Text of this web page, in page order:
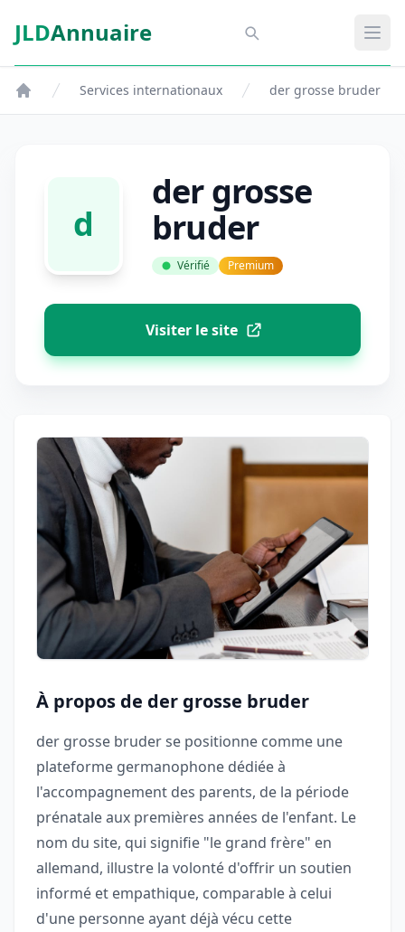
Aspect SDM
JLDAnnuaire
Services internationaux der grosse bruder
d
der grosse
bruder
Vérifié Premium
Visiter le site
À propos de der grosse bruder
der grosse bruder se positionne comme une
plateforme germanophone dédiée à
l'accompagnement des parents, de la période
prénatale aux premières années de l'enfant. Le
nom du site, qui signifie "le grand frère" en
allemand, illustre la volonté d'offrir un soutien
informé et empathique, comparable à celui
d'une personne ayant déjà vécu cette